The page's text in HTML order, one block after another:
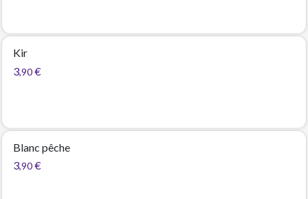
Kir
3,90 €
Blanc pêche
3,90 €